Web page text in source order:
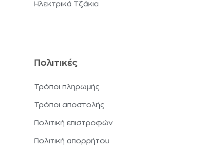
Ηλεκτρικά Τζάκια
Πολιτικές
Τρόποι πληρωμής
Τρόποι αποστολής
Πολιτική επιστροφών
Πολιτική απορρήτου